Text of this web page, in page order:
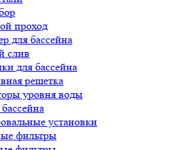
проход
для бассейна
слив
для бассейна
решетка
уровня воды
установки
фильтры